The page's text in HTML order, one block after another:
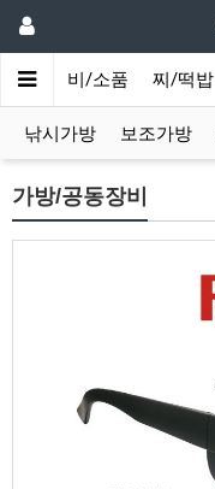
틀 채비/소품 찌/떡밥
낚시가방 보조가방
가방/공동장비